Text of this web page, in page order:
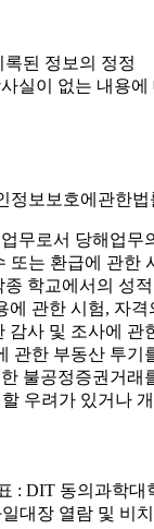
된 정보의 정정
실이 없는 내용에
정보보호에관한
무로서 당해업무
또는 환급에 관한
종 학교에서의 성
에 관한 시험, 자
감사 및 조사에 관
관한 부동산 투기
불공정증권거래
우려가 있거나
: DIT 동의과학
대장 열람 및 비